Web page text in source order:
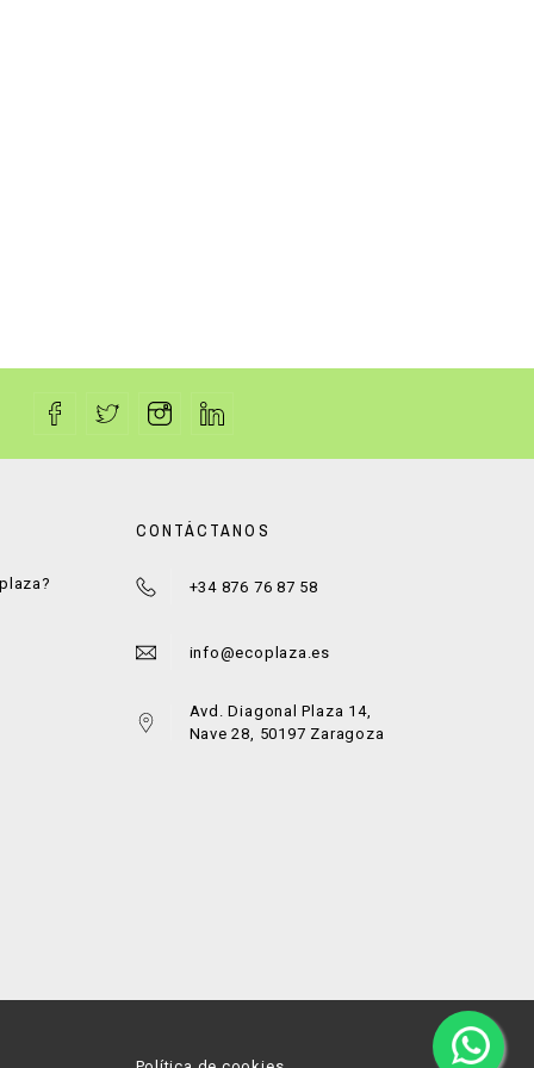
CONTÁCTANOS
+34 876 76 87 58
info@ecoplaza.es
Avd. Diagonal Plaza 14,
Nave 28, 50197 Zaragoza